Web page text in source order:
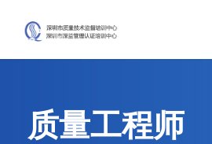
质量工程师